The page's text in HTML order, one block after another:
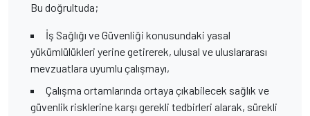
Bu doğrultuda;
İş Sağlığı ve Güvenliği konusundaki yasal
yükümlülükleri yerine getirerek, ulusal ve uluslararası
mevzuatlara uyumlu çalışmayı,
Çalışma ortamlarında ortaya çıkabilecek sağlık ve
güvenlik risklerine karşı gerekli tedbirleri alarak, sürekli